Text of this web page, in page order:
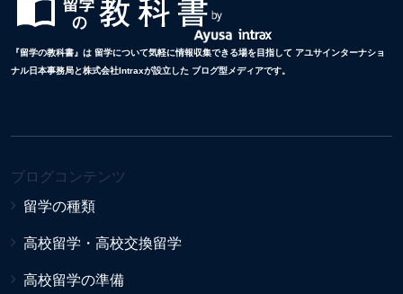
『留学の教科書』は 留学について気軽に情報収集できる場を目指して アユサインターナショ
ナル日本事務局と株式会社Intraxが設立した ブログ型メディアです。
ブログコンテンツ
留学の種類
高校留学・高校交換留学
高校留学の準備